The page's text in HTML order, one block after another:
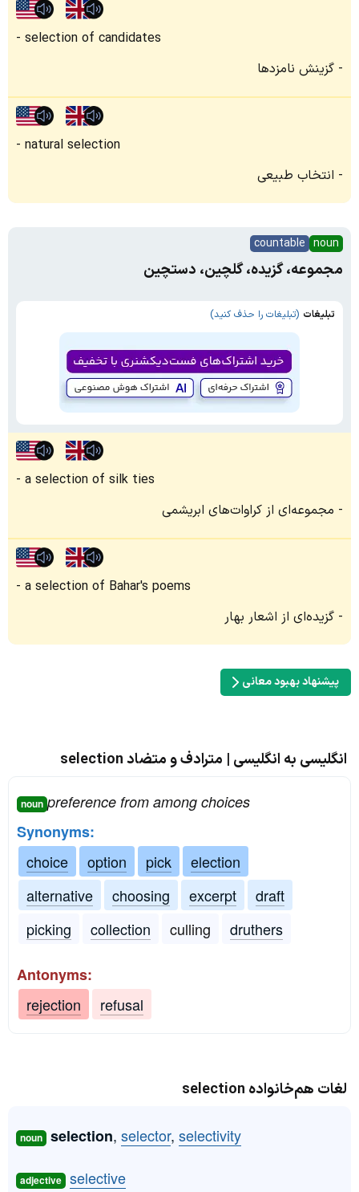
selection of candidates
گزینش نامزدها
natural selection
انتخاب طبیعی
noun
countable
مجموعه، گزیده، گلچین، دستچین
تبلیغات (تبلیغات را حذف کنید)
a selection of silk ties
مجموعه‌ای از کراوات‌های ابریشمی
a selection of Bahar's poems
گزیده‌ای از اشعار بهار
پیشنهاد بهبود معانی
انگلیسی به انگلیسی | مترادف و متضاد selection
noun preference from among choices
Synonyms:
choice
option pick
election
alternative
choosing excerpt
draft
picking
collection culling druthers
Antonyms:
rejection
refusal
لغات هم‌خانواده selection
noun selection, selector, selectivity
adjective selective